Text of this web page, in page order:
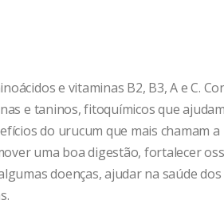
e vitaminas B2, B3, A e C.
e taninos, fitoquímicos que
do urucum que mais chamam a
uma boa digestão, fortalecer
doenças, ajudar na saúde